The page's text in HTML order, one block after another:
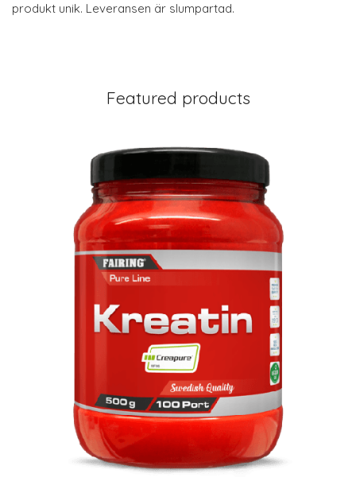
produkt unik. Leveransen är slumpartad.
Featured products